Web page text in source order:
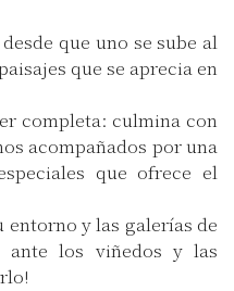
que uno se sube al
que se aprecia en
completa: culmina con
acompañados por una
que ofrece el
y las galerías de
ante los viñedos y las